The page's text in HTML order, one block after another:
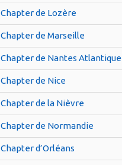
Chapter de Lozère
Chapter de Marseille
Chapter de Nantes Atlantique
Chapter de Nice
Chapter de la Nièvre
Chapter de Normandie
Chapter d’Orléans